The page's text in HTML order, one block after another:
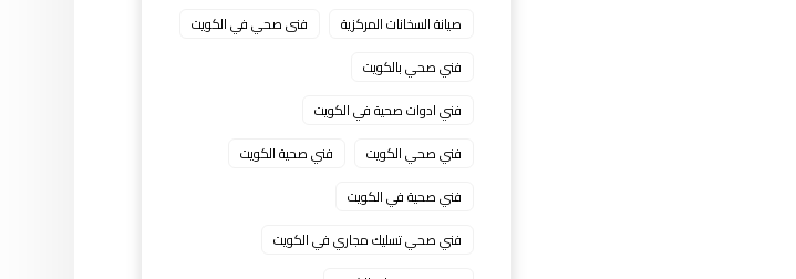
صيانة السخانات المركزية
فنى صحي في الكويت
فني صحي بالكويت
فني ادوات صحية في الكويت
فني صحي الكويت
فني صحية الكويت
فني صحية في الكويت
فني صحي تسليك مجاري في الكويت